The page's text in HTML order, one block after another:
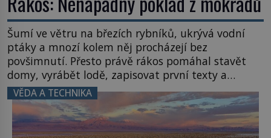
Šumí ve větru na březích rybníků, ukrývá vodní
ptáky a mnozí kolem něj procházejí bez
povšimnutí. Přesto právě rákos pomáhal stavět
domy, vyrábět lodě, zapisovat první texty a
inspiroval řadu pověstí. Tato skromná, ale
užitečná rostlina provází člověka už tisíce let.
Většina lidí vnímá rákos jen jako obyčejnou kulisu
letního koupání. Stačí se však podívat […]
VĚDA A TECHNIKA